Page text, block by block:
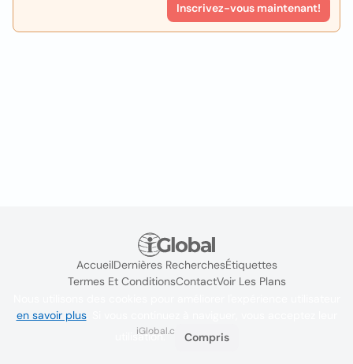
Inscrivez-vous maintenant!
AccueilDernières RecherchesÉtiquettes
Termes Et ConditionsContactVoir Les Plans
iGlobal.co @ 2024
en savoir plus. Si vous continuez à naviguer, vous acceptez leur
utilisation.
Compris